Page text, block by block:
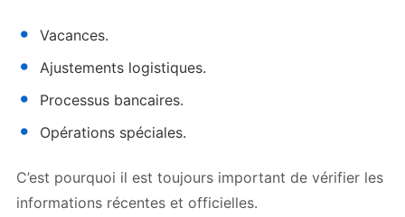
Vacances.
Ajustements logistiques.
Processus bancaires.
Opérations spéciales.
C’est pourquoi il est toujours important de vérifier les
informations récentes et officielles.